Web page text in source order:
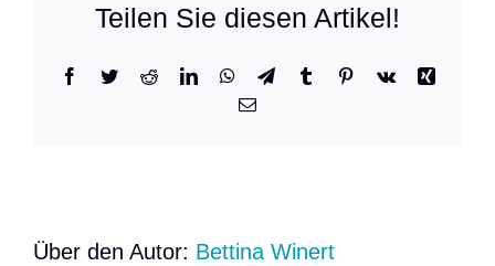
Teilen Sie diesen Artikel!
Facebook
TwitterRedditLinkedInWhatsApp
TelegramTumblrPinterest
Vk
Xing
E-
Über den Autor: Bettina Winert